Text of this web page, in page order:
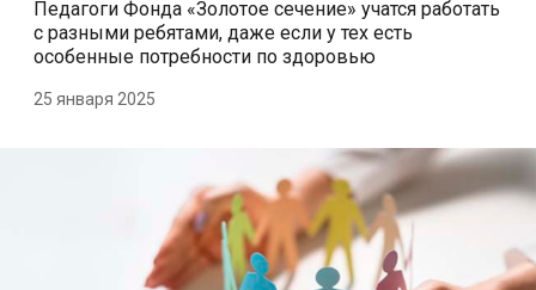
Педагоги Фонда «Золотое сечение» учатся работать
с разными ребятами, даже если у тех есть
особенные потребности по здоровью
25 января 2025